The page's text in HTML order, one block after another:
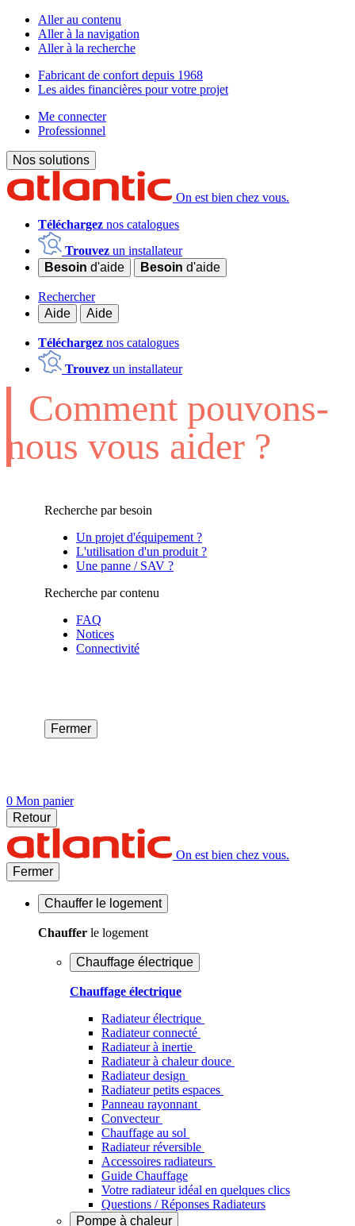
Aller au contenu
Aller à la navigation
Aller à la recherche
Fabricant de confort depuis 1968
Les aides financières pour votre projet
Me connecter
Professionnel
Nos solutions
On est bien chez vous.
Téléchargez nos catalogues
Trouvez un installateur
Besoin d'aide Besoin d'aide
Rechercher
Aide
Aide
Téléchargez nos catalogues
Trouvez un installateur
Comment pouvons-
nous vous aider ?
Recherche par besoin
Un projet d'équipement ?
L'utilisation d'un produit ?
Une panne / SAV ?
Recherche par contenu
FAQ
Notices
Connectivité
Fermer
0 Mon panier
Retour
On est bien chez vous.
Fermer
Chauffer le logement
Chauffer le logement
Chauffage électrique
Chauffage électrique
Radiateur électrique
Radiateur connecté
Radiateur à inertie
Radiateur à chaleur douce
Radiateur design
Radiateur petits espaces
Panneau rayonnant
Convecteur
Chauffage au sol
Radiateur réversible
Accessoires radiateurs
Guide Chauffage
Votre radiateur idéal en quelques clics
Questions / Réponses Radiateurs
Pompe à chaleur